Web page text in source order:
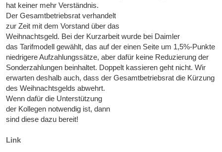
hat keiner mehr Verständnis.
Der Gesamtbetriebsrat verhandelt
zur Zeit mit dem Vorstand über das
Weihnachtsgeld. Bei der Kurzarbeit wurde bei Daimler
das Tarifmodell gewählt, das auf der einen Seite um 1,5%-Punkte
niedrigere Aufzahlungssätze, aber dafür keine Reduzierung der
Sonderzahlungen beinhaltet. Doppelt kassieren geht nicht. Wir
erwarten deshalb auch, dass der Gesamtbetriebsrat die Kürzung
des Weihnachtsgelds abwehrt.
Wenn dafür die Unterstützung
der Kollegen notwendig ist, dann
sind diese dazu bereit!
Link